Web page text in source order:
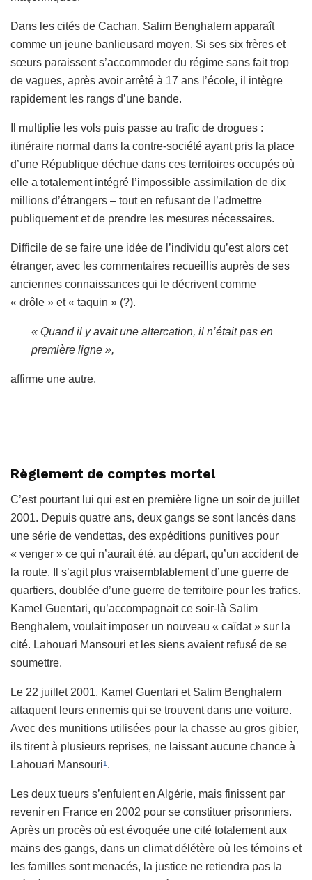
Dans les cités de Cachan, Salim Benghalem apparaît
comme un jeune banlieusard moyen. Si ses six frères et
sœurs paraissent s’accommoder du régime sans fait trop
de vagues, après avoir arrêté à 17 ans l’école, il intègre
rapidement les rangs d’une bande.
Il multiplie les vols puis passe au trafic de drogues :
itinéraire normal dans la contre-société ayant pris la place
d’une République déchue dans ces territoires occupés où
elle a totalement intégré l’impossible assimilation de dix
millions d’étrangers – tout en refusant de l’admettre
publiquement et de prendre les mesures nécessaires.
Difficile de se faire une idée de l’individu qu’est alors cet
étranger, avec les commentaires recueillis auprès de ses
anciennes connaissances qui le décrivent comme
« drôle » et « taquin » (?).
« Quand il y avait une altercation, il n’était pas en
première ligne »,
affirme une autre.
Règlement de comptes mortel
C’est pourtant lui qui est en première ligne un soir de juillet
2001. Depuis quatre ans, deux gangs se sont lancés dans
une série de vendettas, des expéditions punitives pour
« venger » ce qui n’aurait été, au départ, qu’un accident de
la route. Il s’agit plus vraisemblablement d’une guerre de
quartiers, doublée d’une guerre de territoire pour les trafics.
Kamel Guentari, qu’accompagnait ce soir-là Salim
Benghalem, voulait imposer un nouveau « caïdat » sur la
cité. Lahouari Mansouri et les siens avaient refusé de se
soumettre.
Le 22 juillet 2001, Kamel Guentari et Salim Benghalem
attaquent leurs ennemis qui se trouvent dans une voiture.
Avec des munitions utilisées pour la chasse au gros gibier,
ils tirent à plusieurs reprises, ne laissant aucune chance à
Lahouari Mansouri1 .
Les deux tueurs s’enfuient en Algérie, mais finissent par
revenir en France en 2002 pour se constituer prisonniers.
Après un procès où est évoquée une cité totalement aux
mains des gangs, dans un climat délétère où les témoins et
les familles sont menacés, la justice ne retiendra pas la